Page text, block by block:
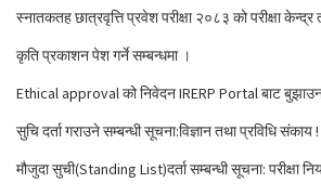
स्नातकतह छात्रवृत्ति प्रवेश परीक्षा २०८३ को परीक्षा
कृति प्रकाशन पेश गर्ने सम्बन्धमा ।
Ethical approval को निवेदन IRERP Portal बाट
सुचि दर्ता गराउने सम्बन्धी सूचना:विज्ञान तथा प्रविधि संकाय !
मौजुदा सुची(Standing List)दर्ता सम्बन्धी सूचना: परीक्षा